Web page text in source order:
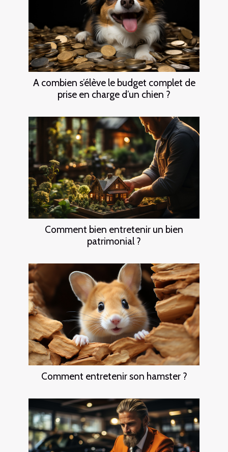
A combien s’élève le budget complet de
prise en charge d’un chien ?
Comment bien entretenir un bien
patrimonial ?
Comment entretenir son hamster ?